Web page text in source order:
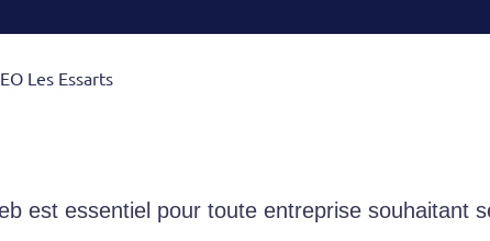
Les Essarts
est essentiel pour toute entreprise souhaitant